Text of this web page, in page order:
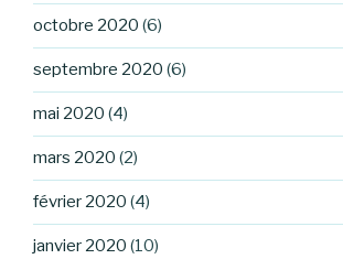
octobre 2020 (6)
septembre 2020 (6)
mai 2020 (4)
mars 2020 (2)
février 2020 (4)
janvier 2020 (10)